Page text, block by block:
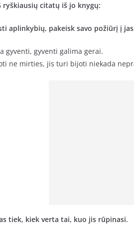
ryškiausių citatų iš jo knygų:
aplinkybių, pakeisk savo požiūrį į
gyventi, gyventi galima gerai.
ne mirties, jis turi bijoti niekada
tiek, kiek verta tai, kuo jis rūpinasi.